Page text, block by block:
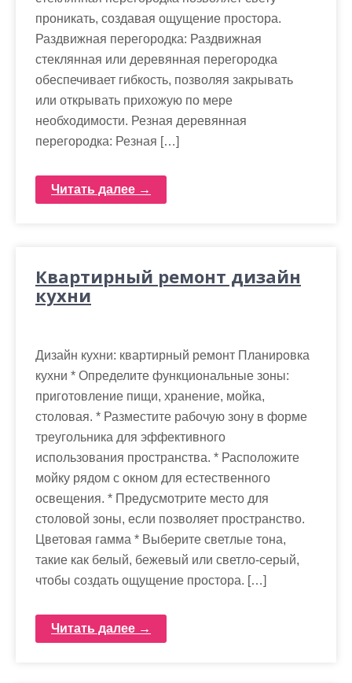
проникать, создавая ощущение простора.
Раздвижная перегородка: Раздвижная
стеклянная или деревянная перегородка
обеспечивает гибкость, позволяя закрывать
или открывать прихожую по мере
необходимости. Резная деревянная
перегородка: Резная […]
Читать далее →
Квартирный ремонт дизайн
кухни
Дизайн кухни: квартирный ремонт Планировка
кухни * Определите функциональные зоны:
приготовление пищи, хранение, мойка,
столовая. * Разместите рабочую зону в форме
треугольника для эффективного
использования пространства. * Расположите
мойку рядом с окном для естественного
освещения. * Предусмотрите место для
столовой зоны, если позволяет пространство.
Цветовая гамма * Выберите светлые тона,
такие как белый, бежевый или светло-серый,
чтобы создать ощущение простора. […]
Читать далее →